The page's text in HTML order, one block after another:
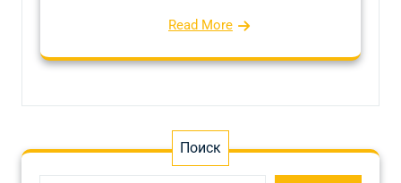
Read More
Поиск